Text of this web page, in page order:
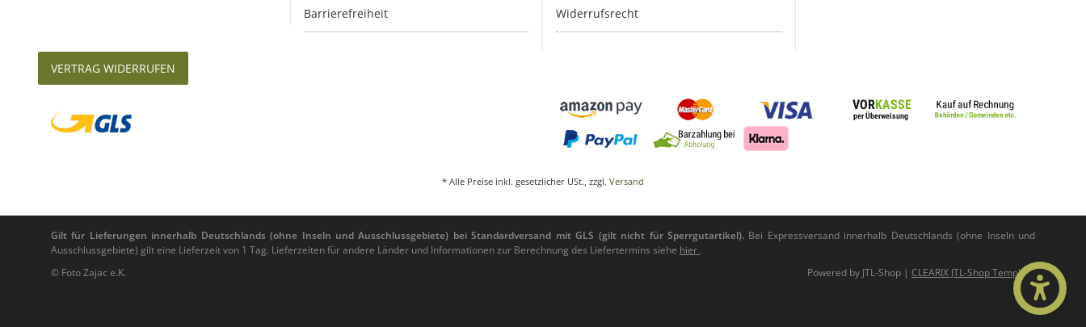
Barrierefreiheit Widerrufsrecht
VERTRAG WIDERRUFEN
* Alle Preise inkl. gesetzlicher USt., zzgl. Versand
Gilt für Lieferungen innerhalb Deutschlands (ohne Inseln und Ausschlussgebiete) bei Standardversand mit GLS (gilt nicht für Sperrgutartikel).Bei Expressversand innerhalb Deutschlands (ohne Inseln und
Ausschlussgebiete) gilt eine Lieferzeit von 1 Tag. Lieferzeiten für andere Länder und Informationen zur Berechnung des Liefertermins siehe hier .
© Foto Zajac e.K.
Powered by JTL-Shop | CLEARIX JTL-Shop Template